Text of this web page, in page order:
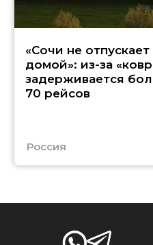
«Сочи не отпускает
домой»: из-за
задерживается
70 рейсов
Россия